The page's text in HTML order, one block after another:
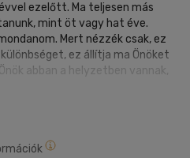
ezelőtt. Ma teljesen más
mint öt vagy hat éve.
Mert nézzék csak, ez
ez állítja ma Önöket
abban a helyzetben vannak,
várhatnak el, hanem
a szociális rend
azon, hogyan juthatunk